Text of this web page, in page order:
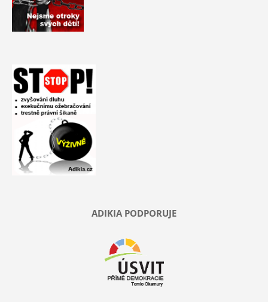
ADIKIA PODPORUJE